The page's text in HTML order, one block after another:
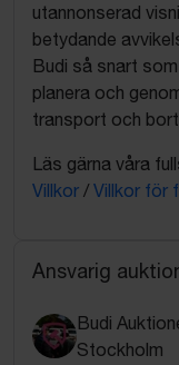
utannonserad
betydande
Budi så snart
planera och
transport och
Läs gärna våra
Villkor / Villkor för
Ansvarig
Budi
Stockholm